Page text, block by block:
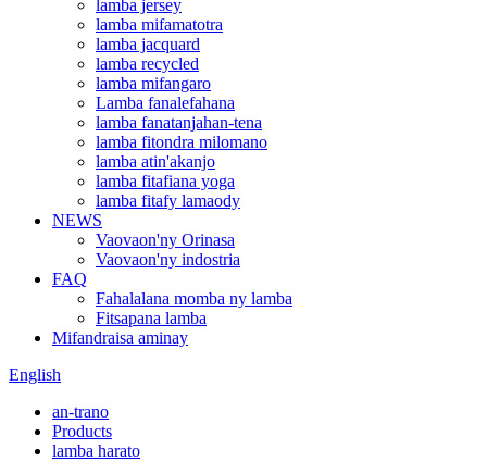
lamba jersey
lamba mifamatotra
lamba jacquard
lamba recycled
lamba mifangaro
Lamba fanalefahana
lamba fanatanjahan-tena
lamba fitondra milomano
lamba atin'akanjo
lamba fitafiana yoga
lamba fitafy lamaody
NEWS
Vaovaon'ny Orinasa
Vaovaon'ny indostria
FAQ
Fahalalana momba ny lamba
Fitsapana lamba
Mifandraisa aminay
English
an-trano
Products
lamba harato